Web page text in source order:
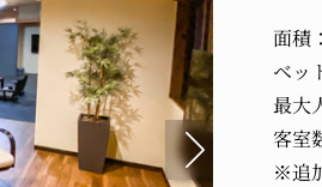
面積
ベッ
最大
客室
※追